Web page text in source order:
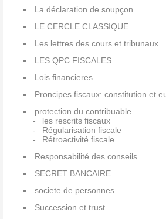
La déclaration de soupçon
LE CERCLE CLASSIQUE
Les lettres des cours et tribunaux
LES QPC FISCALES
Lois financieres
Proncipes fiscaux: constitution et
protection du contribuable
les rescrits fiscaux
Régularisation fiscale
Rétroactivité fiscale
Responsabilité des conseils
SECRET BANCAIRE
societe de personnes
Succession et trust